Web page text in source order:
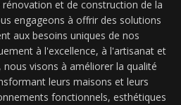
et de construction de la
engageons à offrir des solutions
aux besoins uniques de nos
à l'excellence, à l'artisanat et
visons à améliorer la qualité
leurs maisons et leurs
fonctionnels, esthétiques